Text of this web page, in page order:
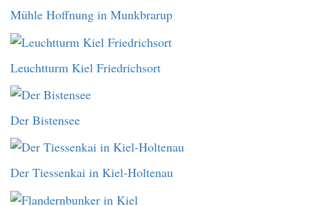
Mühle Hoffnung in Munkbrarup
Leuchtturm Kiel Friedrichsort
Der Bistensee
Der Tiessenkai in Kiel-Holtenau